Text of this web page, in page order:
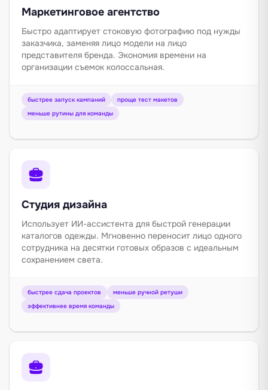
Маркетинговое агентство
Быстро адаптирует стоковую фотографию под нужды
заказчика, заменяя лицо модели на лицо
представителя бренда. Экономия времени на
организации съемок колоссальная.
быстрее запуск кампаний
проще тест макетов
меньше рутины для команды
Студия дизайна
Использует ИИ-ассистента для быстрой генерации
каталогов одежды. Мгновенно переносит лицо одного
сотрудника на десятки готовых образов с идеальным
сохранением света.
быстрее сдача проектов
меньше ручной ретуши
эффективнее время команды